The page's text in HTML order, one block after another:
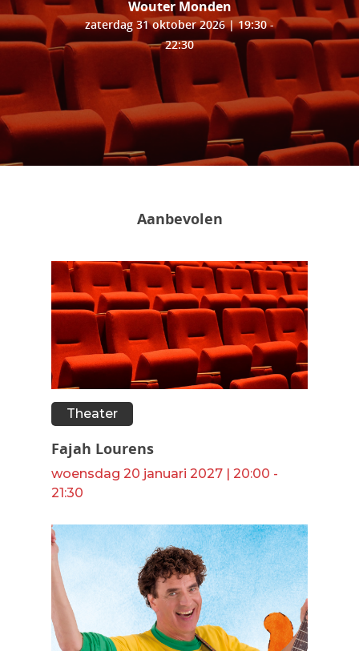
Wouter Monden
zaterdag 31 oktober 2026 | 19:30 -
22:30
Aanbevolen
Theater
Fajah Lourens
woensdag 20 januari 2027 | 20:00 -
21:30